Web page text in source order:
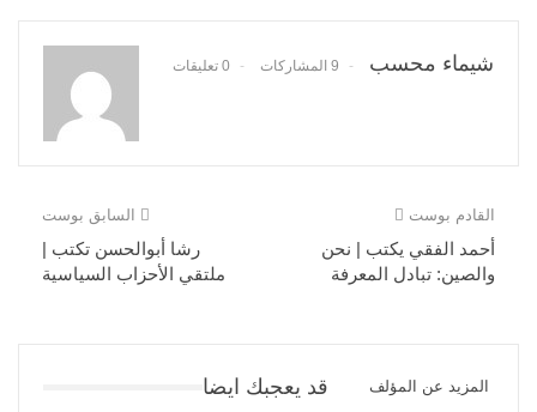
شيماء محسب 9 المشاركات 0 تعليقات
السابق بوست
رشا أبوالحسن تكتب |
ملتقي الأحزاب السياسية
القادم بوست
أحمد الفقي يكتب | نحن
والصين: تبادل المعرفة
قد يعجبك ايضا المزيد عن المؤلف